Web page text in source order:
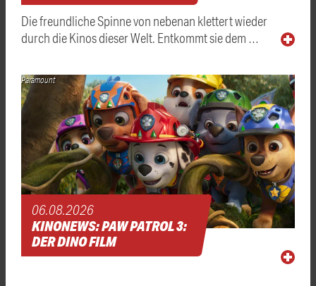
Die freundliche Spinne von nebenan klettert wieder
durch die Kinos dieser Welt. Entkommt sie dem …
Paramount
06.08.2026
KINONEWS: PAW PATROL 3:
DER DINO FILM